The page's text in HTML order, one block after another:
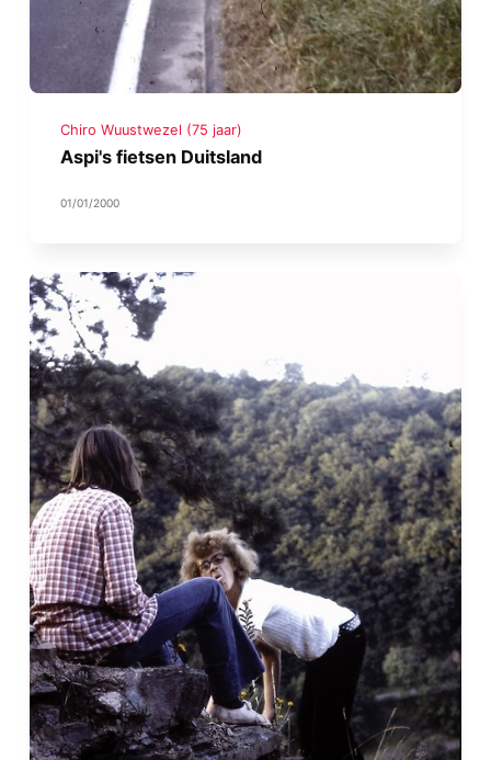
Chiro Wuustwezel (75 jaar)
Aspi's fietsen Duitsland
01/01/2000